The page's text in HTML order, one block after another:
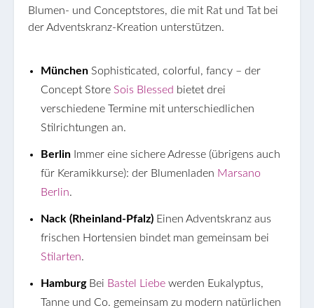
Blumen- und Conceptstores, die mit Rat und Tat bei
der Adventskranz-Kreation unterstützen.
München Sophisticated, colorful, fancy – der
Concept StoreSois Blessed bietet drei
verschiedene Termine mit unterschiedlichen
Stilrichtungen an.
Berlin Immer eine sichere Adresse (übrigens auch
für Keramikkurse): der Blumenladen Marsano
Berlin.
Nack (Rheinland-Pfalz) Einen Adventskranz aus
frischen Hortensien bindet man gemeinsam bei
Stilarten.
HamburgBei Bastel Liebe werden Eukalyptus,
Tanne und Co. gemeinsam zu modern natürlichen